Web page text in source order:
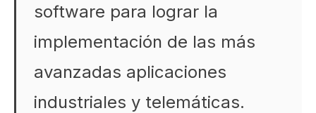
software para lograr la
implementación de las más
avanzadas aplicaciones
industriales y telemáticas.